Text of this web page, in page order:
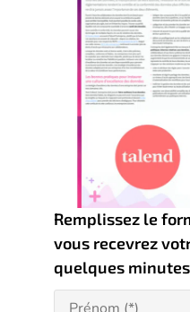
Remplissez le
vous recevrez
quelques